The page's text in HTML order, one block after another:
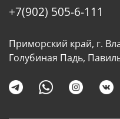
+7(902) 505-6-111
Приморский край, г.
Голубиная Падь,